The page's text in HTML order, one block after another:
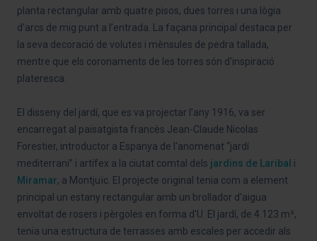
planta rectangular amb quatre pisos, dues torres i una lògia
d’arcs de mig punt a l’entrada. La façana principal destaca per
la seva decoració de volutes i mènsules de pedra tallada,
mentre que els coronaments de les torres són d'inspiració
plateresca.
El disseny del jardí, que es va projectar l’any 1916, va ser
encarregat al paisatgista francès Jean-Claude Nicolas
Forestier, introductor a Espanya de l'anomenat “jardí
mediterrani” i artífex a la ciutat comtal dels jardins de Laribal i
Miramar, a Montjuïc. El projecte original tenia com a element
principal un estany rectangular amb un brollador d'aigua
envoltat de rosers i pèrgoles en forma d'U. El jardí, de 4.123 m²,
tenia una estructura de terrasses amb escales per accedir als